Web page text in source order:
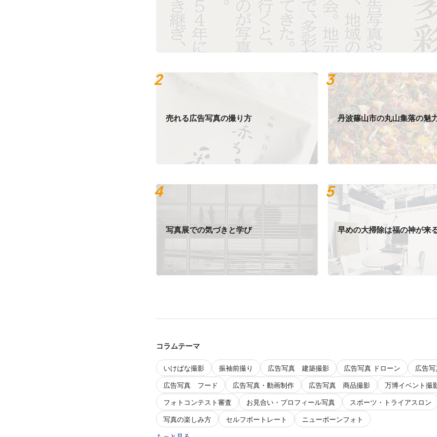
売れる広告写真の撮り方 丹波篠山市の丸山集落の魅
写真展での気づきと学び 早めの大掃除は福の神が来
コラムテーマ
いけばな撮影 振袖前撮り 広告写真 建築撮影 広告写真 ドローン
広告
広告写真 フード
広告写真・動画制作 広告写真 商品撮影
万博イベント撮
フォトコンテスト審査
お見合い・プロフィール写真
スポーツ・トライアスロン
写真の楽しみ方
セルフポートレート
ニューボーンフォト